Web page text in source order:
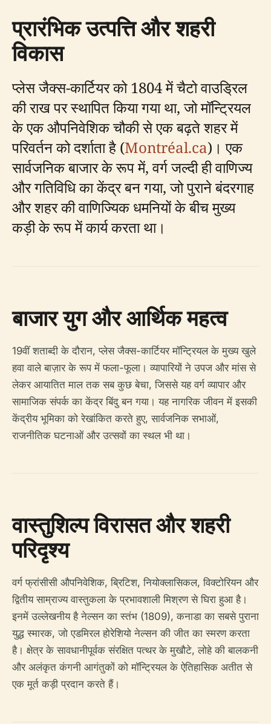
प्रारंभिक उत्पत्ति और शहरी
विकास
प्लेस जैक्स-कार्टियर को 1804 में चैटो वाउड्रिल
की राख पर स्थापित किया गया था, जो मॉन्ट्रियल
के एक औपनिवेशिक चौकी से एक बढ़ते शहर में
परिवर्तन को दर्शाता है (Montréal.ca)। एक
सार्वजनिक बाजार के रूप में, वर्ग जल्दी ही वाणिज्य
और गतिविधि का केंद्र बन गया, जो पुराने बंदरगाह
और शहर की वाणिज्यिक धमनियों के बीच मुख्य
कड़ी के रूप में कार्य करता था।
बाजार युग और आर्थिक महत्व
19वीं शताब्दी के दौरान, प्लेस जैक्स-कार्टियर मॉन्ट्रियल के मुख्य खुले
हवा वाले बाज़ार के रूप में फला-फूला। व्यापारियों ने उपज और मांस से
लेकर आयातित माल तक सब कुछ बेचा, जिससे यह वर्ग व्यापार और
सामाजिक संपर्क का केंद्र बिंदु बन गया। यह नागरिक जीवन में इसकी
केंद्रीय भूमिका को रेखांकित करते हुए, सार्वजनिक सभाओं,
राजनीतिक घटनाओं और उत्सवों का स्थल भी था।
वास्तुशिल्प विरासत और शहरी
परिदृश्य
वर्ग फ्रांसीसी औपनिवेशिक, ब्रिटिश, नियोक्लासिकल, विक्टोरियन और
द्वितीय साम्राज्य वास्तुकला के प्रभावशाली मिश्रण से घिरा हुआ है।
इनमें उल्लेखनीय है नेल्सन का स्तंभ (1809), कनाडा का सबसे पुराना
युद्ध स्मारक, जो एडमिरल होरेशियो नेल्सन की जीत का स्मरण करता
है। क्षेत्र के सावधानीपूर्वक संरक्षित पत्थर के मुखौटे, लोहे की बालकनी
और अलंकृत कंगनी आगंतुकों को मॉन्ट्रियल के ऐतिहासिक अतीत से
एक मूर्त कड़ी प्रदान करते हैं।